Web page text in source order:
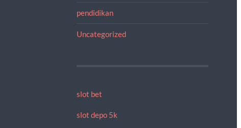
pendidikan
Uncategorized
slot bet
slot depo 5k